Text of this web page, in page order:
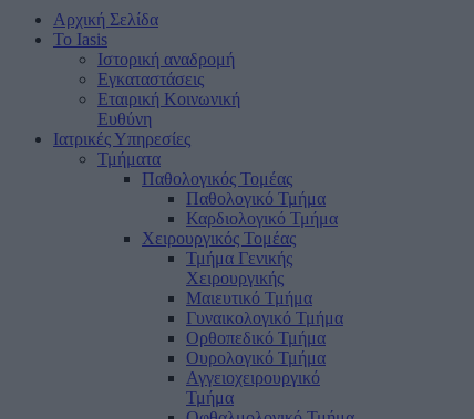
Αρχική Σελίδα
Το Iasis
Ιστορική αναδρομή
Εγκαταστάσεις
Εταιρική Κοινωνική
Ευθύνη
Ιατρικές Υπηρεσίες
Τμήματα
Παθολογικός Τομέας
Παθολογικό Τμήμα
Καρδιολογικό Τμήμα
Χειρουργικός Τομέας
Τμήμα Γενικής
Χειρουργικής
Μαιευτικό Τμήμα
Γυναικολογικό Τμήμα
Ορθοπεδικό Τμήμα
Ουρολογικό Τμήμα
Αγγειοχειρουργικό
Τμήμα